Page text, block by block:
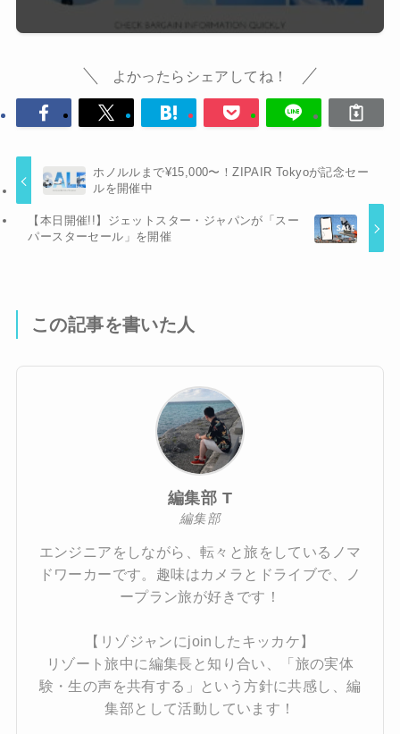
よかったらシェアしてね！
ホノルルまで¥15,000〜！ZIPAIR Tokyoが記念セー
ルを開催中
【本日開催!!】ジェットスター・ジャパンが「スー
パースターセール」を開催
この記事を書いた人
編集部 T
編集部
エンジニアをしながら、転々と旅をしているノマ
ドワーカーです。趣味はカメラとドライブで、ノ
ープラン旅が好きです！
【リゾジャンにjoinしたキッカケ】
リゾート旅中に編集長と知り合い、「旅の実体
験・生の声を共有する」という方針に共感し、編
集部として活動しています！